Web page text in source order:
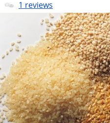
1 reviews